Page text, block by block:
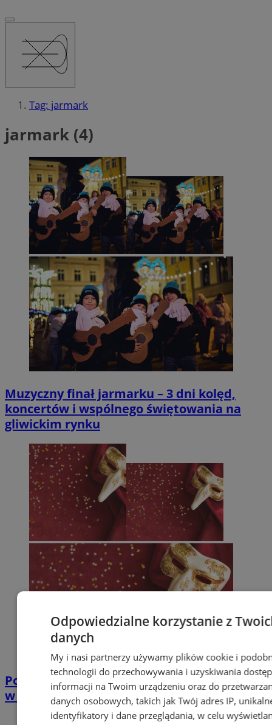
Tag: jarmark
jarmark (4)
Muzyczny finał jarmarku – 3 dni kolęd,
koncertów i wspólnego świętowania na
gliwickim rynku
Poczuj klimat świąt! Imprezy i wydarzenia
w regionie [12–18 grudnia]
Odpowiedzialne korzystanie z
danych
My i nasi partnerzy używamy plików cookie i
technologii do przechowywania i uzyskiwania
informacji na Twoim urządzeniu oraz do
danych osobowych, takich jak Twój adres IP,
identyfikatory i dane przeglądania, w celu